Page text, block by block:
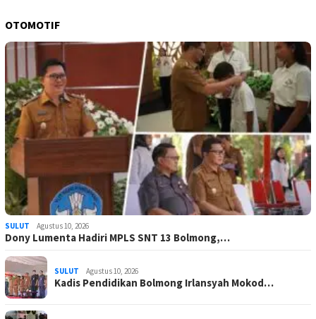
OTOMOTIF
SULUT Agustus 10, 2026
Dony Lumenta Hadiri MPLS SNT 13 Bolmong,…
SULUT Agustus 10, 2026
Kadis Pendidikan Bolmong Irlansyah Mokod…